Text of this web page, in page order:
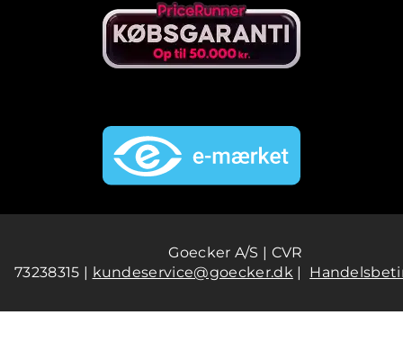
Goecker A/S | CVR
73238315 | kundeservice@goecker.dk|